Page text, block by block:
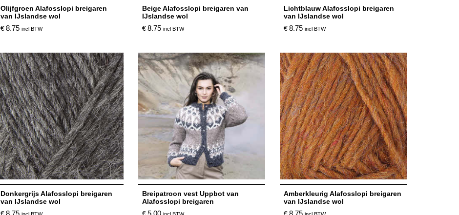
Olijfgroen Alafosslopi breigaren
van IJslandse wol
€8.75 incl BTW
Beige Alafosslopi breigaren van
IJslandse wol
€8.75 incl BTW
Lichtblauw Alafosslopi breigaren
van IJslandse wol
€8.75 incl BTW
Donkergrijs Alafosslopi breigaren
van IJslandse wol
€8.75 incl BTW
Breipatroon vest Uppbot van
Alafosslopi breigaren
€5.00 incl BTW
Amberkleurig Alafosslopi breigaren
van IJslandse wol
€8.75 incl BTW